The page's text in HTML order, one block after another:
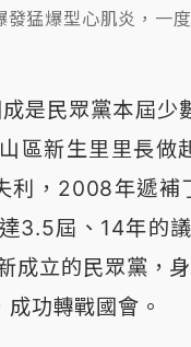
猛爆型心肌炎，一
是民眾黨本屆少
區新生里里長
利，2008年遞補
3.5屆、14年的
成立的民眾黨，
功轉戰國會。